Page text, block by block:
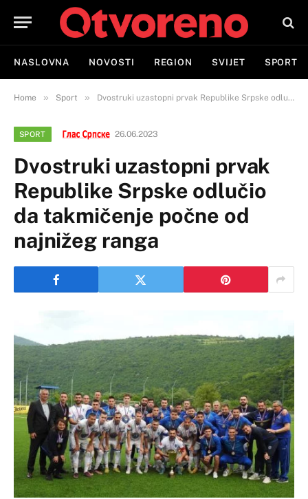
NASLOVNA NOVOSTI REGION SVIJET SPORT
Home » Sport » Dvostruki uzastopni prvak Republike Srpske odlučio da takmičenje počne od najnižeg ranga
SPORT 26.06.2023
Dvostruki uzastopni prvak
Republike Srpske odlučio
da takmičenje počne od
najnižeg ranga